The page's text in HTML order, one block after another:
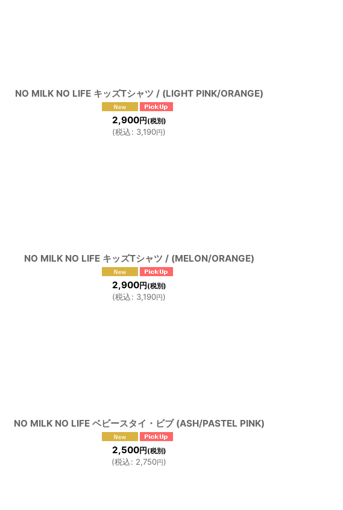
NO MILK NO LIFE キッズTシャツ / (LIGHT PINK/ORANGE)
2,900円 (税別)
(税込: 3,190円)
NO MILK NO LIFE キッズTシャツ / (MELON/ORANGE)
2,900円 (税別)
(税込: 3,190円)
NO MILK NO LIFE ベビースタイ・ビブ (ASH/PASTEL PINK)
2,500円 (税別)
(税込: 2,750円)